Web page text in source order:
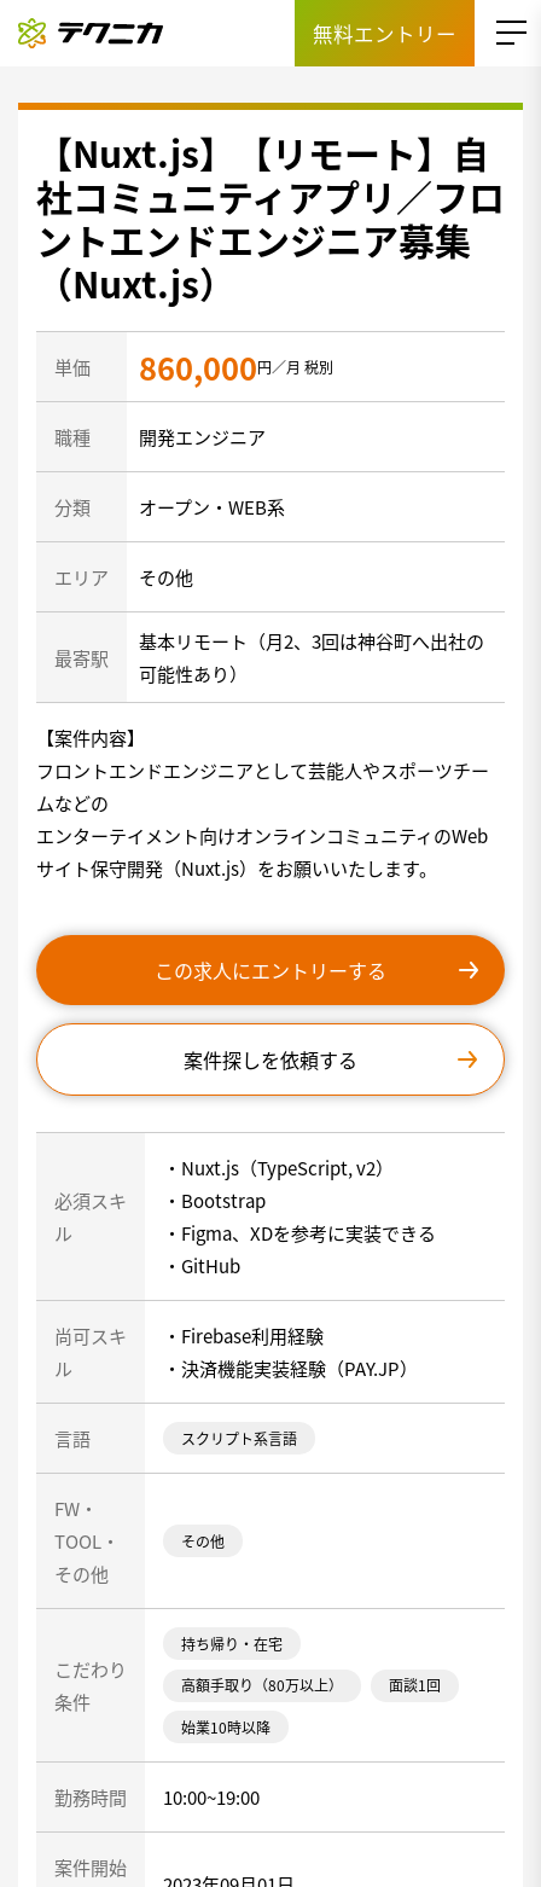
無料エントリー
【Nuxt.js】【リモート】自
社コミュニティアプリ／フロ
ントエンドエンジニア募集
（Nuxt.js）
単価 860,000円／月 税別
職種 開発エンジニア
分類 オープン・WEB系
エリア その他
最寄駅
基本リモート（月2、3回は神谷町へ出社の
可能性あり）
【案件内容】
フロントエンドエンジニアとして芸能人やスポーツチー
ムなどの
エンターテイメント向けオンラインコミュニティのWeb
サイト保守開発（Nuxt.js）をお願いいたします。
この求人にエントリーする
案件探しを依頼する
必須スキ
ル
・Nuxt.js（TypeScript, v2）
・Bootstrap
・Figma、XDを参考に実装できる
・GitHub
尚可スキ
ル
・Firebase利用経験
・決済機能実装経験（PAY.JP）
言語 スクリプト系言語
FW・
TOOL・
その他
その他
こだわり
条件
持ち帰り・在宅
高額手取り（80万以上） 面談1回
始業10時以降
勤務時間 10:00~19:00
案件開始